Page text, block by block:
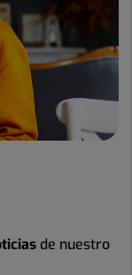
de nuestro